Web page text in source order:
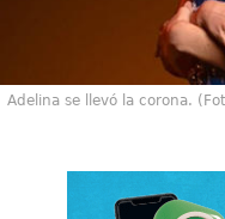
Adelina se llevó la corona.